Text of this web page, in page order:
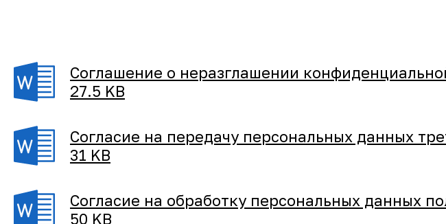
Соглашение о неразглашении
27.5 KB
Согласие на передачу персональных данных
31 KB
Согласие на обработку персональных данных
50 KB